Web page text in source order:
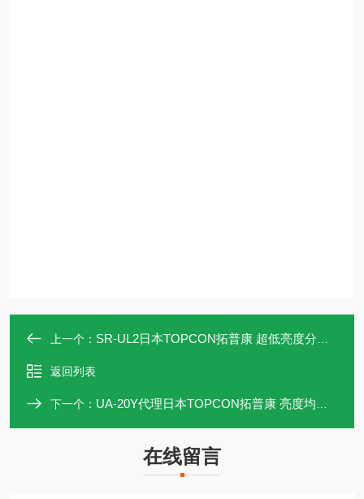
上一个： SR-UL2日本TOPCON拓普康 超低亮度分光辐射计
返回列表
下一个： UA-20Y代理日本TOPCON拓普康 亮度均匀性测量器
在线留言